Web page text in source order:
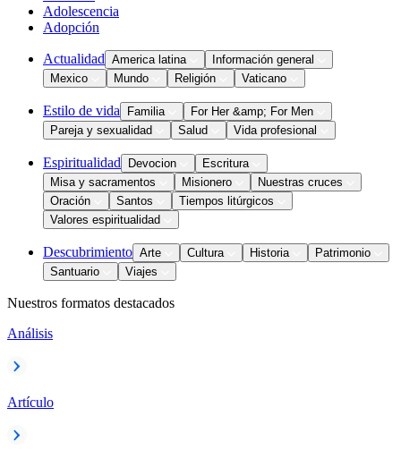
Adolescencia
Adopción
Actualidad America latina
Información general
Mexico
Mundo Religión Vaticano
Estilo de vida Familia
For Her &amp; For Men
Pareja y sexualidad
Salud Vida profesional
Espiritualidad Devocion
Escritura
Misa y sacramentos
Misionero
Nuestras cruces
Oración
Santos
Tiempos litúrgicos
Valores espiritualidad
Descubrimiento Arte Cultura Historia
Patrimonio
Santuario
Viajes
Nuestros formatos destacados
Análisis
Artículo